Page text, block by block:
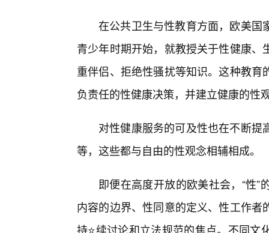
在公共卫生与性教育方面，欧美国
青少年时期开始，就教授关于性健康
重伴侣、拒绝性骚扰等知识。这种教
负责任的性健康决策，并建立健康的性
对性健康服务的可及性也在不断
等，这些都与自由的性观念相辅相成。
即便在高度开放的欧美社会，“性
内容的边界、性同意的定义、性工作
持⭐续讨论和立法规范的焦点。不同